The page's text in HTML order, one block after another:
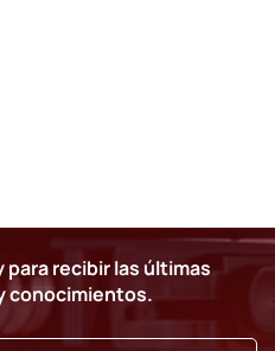
recibir las últimas
conocimientos.